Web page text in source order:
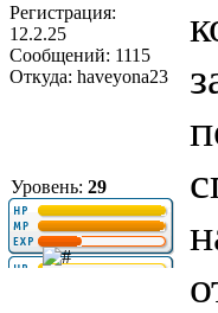
Регистрация:
12.2.25
Сообщений: 1115
Откуда: haveyona23
Уровень: 29